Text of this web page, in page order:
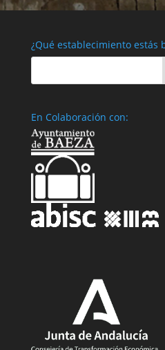
¿Qué establecimiento estás
En Colaboración con: